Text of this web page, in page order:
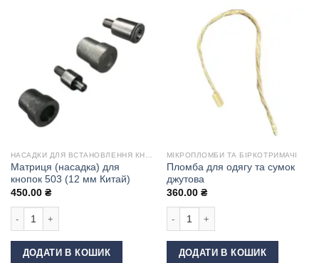
Матриця (насадка) для
кнопок 503 (12 мм Китай)
450.00 ₴
ДОДАТИ В КОШИК
МІКРОПЛОМБИ ТА БІРКОТРИМАЧІ
Пломба для одягу та сумок
джутова
360.00 ₴
ДОДАТИ В КОШИК